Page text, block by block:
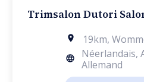
Trimsalon Dutori
19km,
Néerlandais,
Allemand